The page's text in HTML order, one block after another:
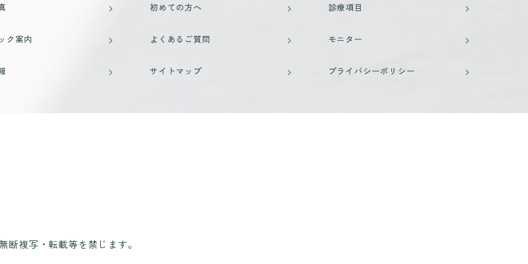
初めての方へ 診療項目
ク案内 よくあるご質問 モニター
サイトマップ プライバシーポリシー
断複写・転載等を禁じます。